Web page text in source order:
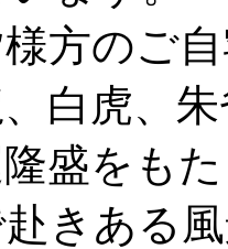
方のご
白虎、
盛をも
きある